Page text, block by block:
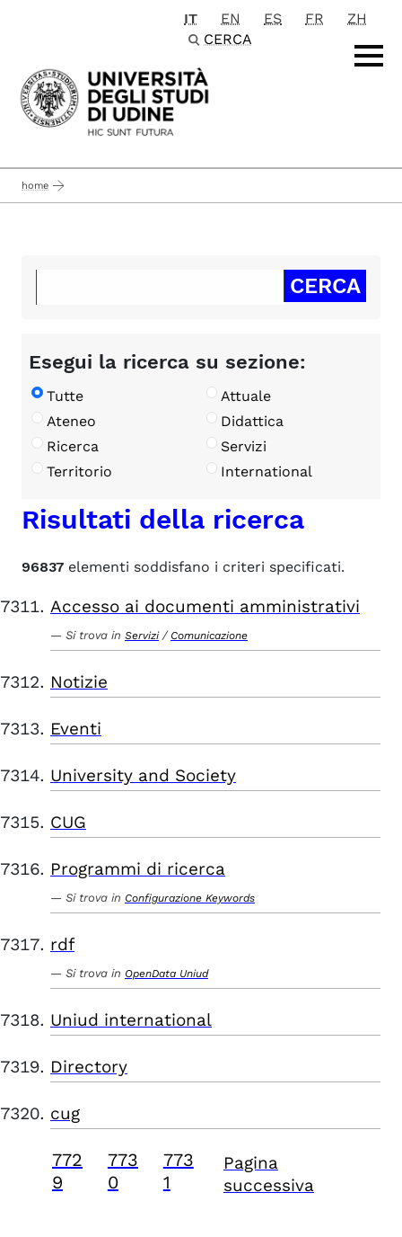
Passa al contenuto principale
IT EN ES FR
ZH
CERCA
home
Esegui la ricerca su sezione:
Tutte
Attuale
Ateneo
Didattica
Ricerca
Servizi
Territorio
International
Risultati della ricerca
96837 elementi soddisfano i criteri specificati.
Accesso ai documenti amministrativi
Si trova in Servizi / Comunicazione
Notizie
Eventi
University and Society
CUG
Programmi di ricerca
Si trova in Configurazione Keywords
rdf
Si trova in OpenData Uniud
Uniud international
Directory
cug
772
9
773
0
773
1
Pagina
successiva